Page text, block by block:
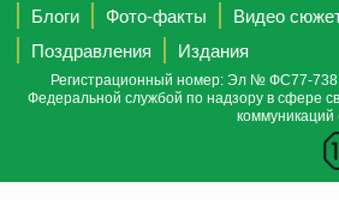
Блоги
Фото-факты
Видео
Поздравления
Издания
Регистрационный номер: Эл № ФС77-
Федеральной службой по надзору в сфере
коммуникаций